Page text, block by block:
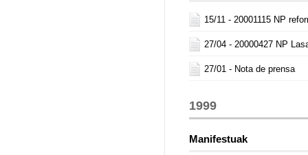
15/11 - 20001115 NP
27/04 - 20000427 NP
27/01 - Nota de prensa
1999
Manifestuak